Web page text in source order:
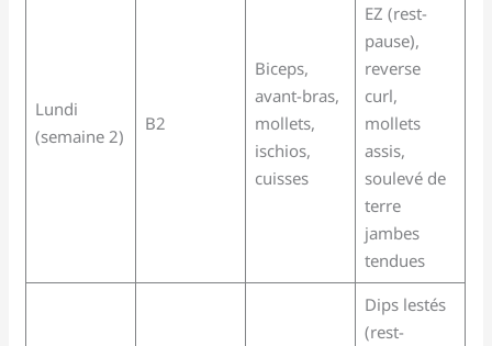
Lundi
(semaine 2)
B2
Biceps,
avant-bras,
mollets,
ischios,
cuisses
EZ (rest-
pause),
reverse
curl,
mollets
assis,
soulevé de
terre
jambes
tendues
Dips lestés
(rest-